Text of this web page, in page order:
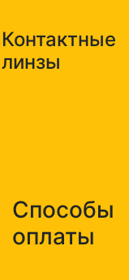
Контактные
линзы
Способы
оплаты